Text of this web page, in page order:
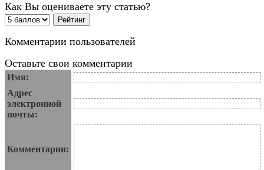
Как Вы оцениваете эту статью?
Комментарии пользователей
Оставьте свои комментарии
Имя:
Адрес
электронной
почты:
Комментарии: